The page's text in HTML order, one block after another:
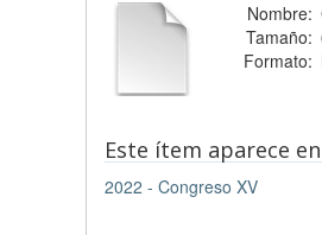
Nombre:
Tamaño:
Formato:
Este ítem aparece
2022 - Congreso XV